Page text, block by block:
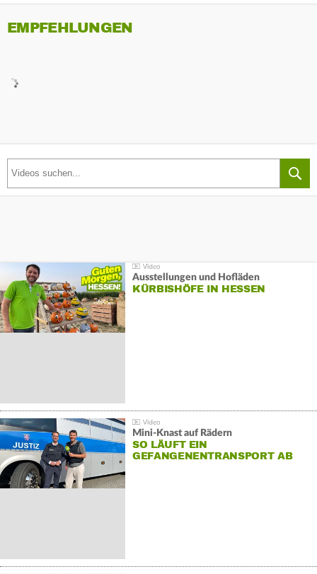
EMPFEHLUNGEN
Ausstellungen und Hofläden
KÜRBISHÖFE IN HESSEN
Mini-Knast auf Rädern
SO LÄUFT EIN
GEFANGENENTRANSPORT AB